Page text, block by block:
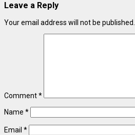
Leave a Reply
Your email address will not be published.
Comment*
Name *
Email *